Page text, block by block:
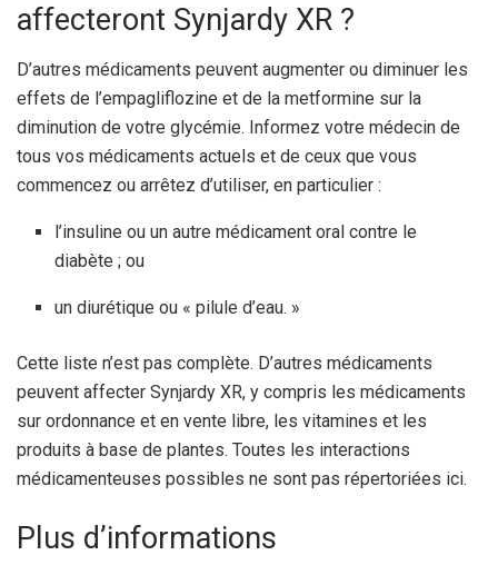
affecteront Synjardy XR ?
D’autres médicaments peuvent augmenter ou diminuer les
effets de l’empagliflozine et de la metformine sur la
diminution de votre glycémie. Informez votre médecin de
tous vos médicaments actuels et de ceux que vous
commencez ou arrêtez d’utiliser, en particulier :
l’insuline ou un autre médicament oral contre le
diabète ; ou
un diurétique ou « pilule d’eau. »
Cette liste n’est pas complète. D’autres médicaments
peuvent affecter Synjardy XR, y compris les médicaments
sur ordonnance et en vente libre, les vitamines et les
produits à base de plantes. Toutes les interactions
médicamenteuses possibles ne sont pas répertoriées ici.
Plus d’informations